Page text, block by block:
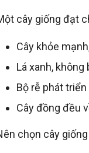
cây giống đạt
Cây khỏe
Lá xanh,
Bộ rễ phát
Cây đồng đều
chọn cây